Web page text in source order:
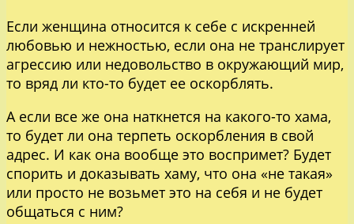
Если женщина относится к себе с искренней
любовью и нежностью, если она не транслирует
агрессию или недовольство в окружающий мир,
то вряд ли кто-то будет ее оскорблять.
А если все же она наткнется на какого-то хама,
то будет ли она терпеть оскорбления в свой
адрес. И как она вообще это воспримет? Будет
спорить и доказывать хаму, что она «не такая»
или просто не возьмет это на себя и не будет
общаться с ним?